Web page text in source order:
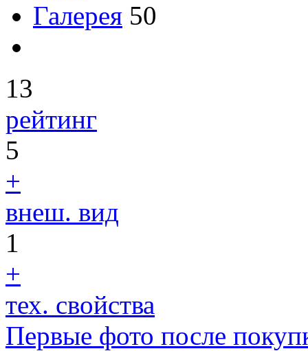
Галерея 50
13
рейтинг
5
+
внеш. вид
1
+
тех. свойства
Первые фото после